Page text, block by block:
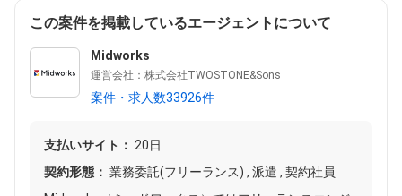
この案件を掲載しているエージェントについて
Midworks
運営会社：株式会社TWOSTONE&Sons
案件・求人数33926件
支払いサイト： 20日
契約形態： 業務委託(フリーランス) , 派遣 , 契約社員